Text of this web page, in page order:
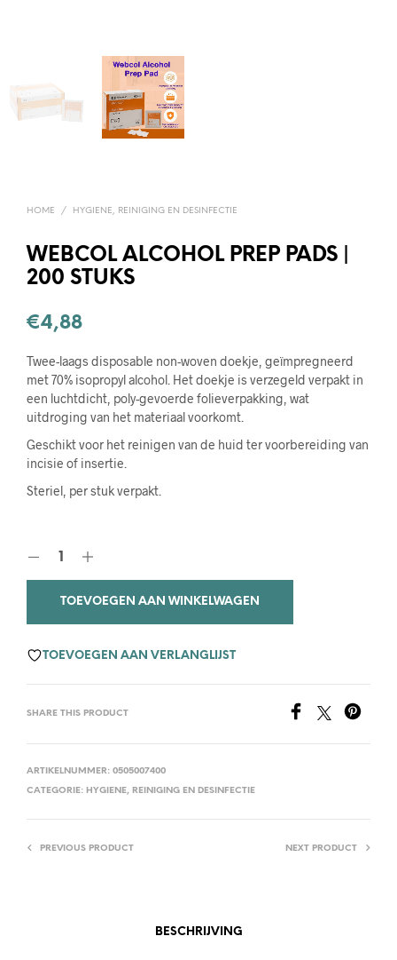
HOME / HYGIENE, REINIGING EN DESINFECTIE
WEBCOL ALCOHOL PREP PADS |
200 STUKS
€4,88
Twee-laags disposable non-woven doekje, geïmpregneerd
met 70% isopropyl alcohol. Het doekje is verzegeld verpakt in
een luchtdicht, poly-gevoerde folieverpakking, wat
uitdroging van het materiaal voorkomt.
Geschikt voor het reinigen van de huid ter voorbereiding van
incisie of insertie.
Steriel, per stuk verpakt.
TOEVOEGEN AAN WINKELWAGEN
TOEVOEGEN AAN VERLANGLIJST
SHARE THIS PRODUCT
ARTIKELNUMMER: 0505007400
CATEGORIE: HYGIENE, REINIGING EN DESINFECTIE
PREVIOUS PRODUCT NEXT PRODUCT
BESCHRIJVING